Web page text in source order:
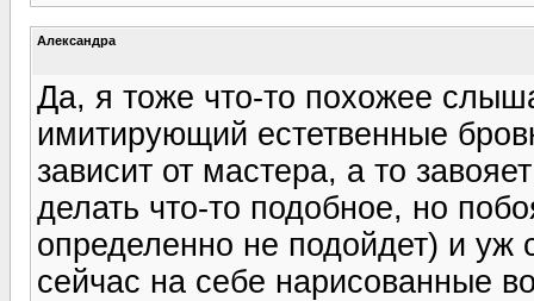
Александра
Да, я тоже что-то похожее
имитирующий естетвенные
зависит от мастера, а то
делать что-то подобное, но
определенно не подойдет) и уж
сейчас на себе нарисованные